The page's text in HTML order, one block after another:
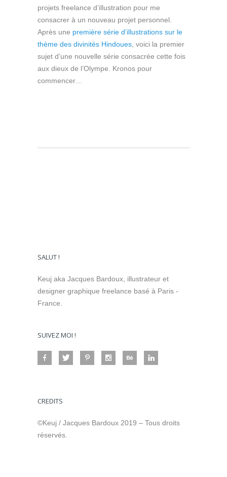
projets freelance d’illustration pour me
consacrer à un nouveau projet personnel.
Après une première série d’illustrations sur le
thème des divinités Hindoues , voici la premier
sujet d’une nouvelle série consacrée cette fois
aux dieux de l’Olympe. Kronos pour
commencer…
SALUT !
Keuj aka Jacques Bardoux, illustrateur et
designer graphique freelance basé à Paris -
France.
SUIVEZ MOI !
CREDITS
©Keuj / Jacques Bardoux 2019 – Tous droits
réservés.